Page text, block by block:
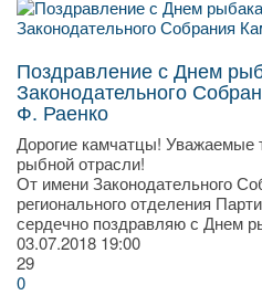
Поздравление с Днем
Законодательного
Ф. Раенко
Дорогие камчатцы! Уважаемые
рыбной отрасли!
От имени Законодательного
регионального отделения
сердечно поздравляю с Днем
03.07.2018 19:00
29
0